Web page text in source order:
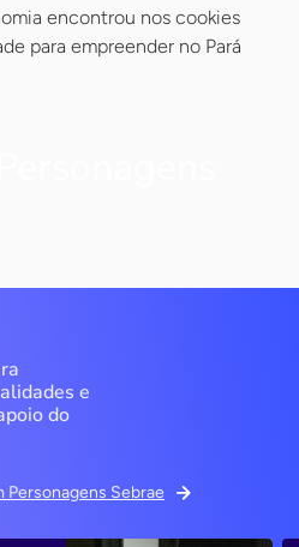
encontrou nos cookies
para empreender no Pará
e
do
Personagens Sebrae